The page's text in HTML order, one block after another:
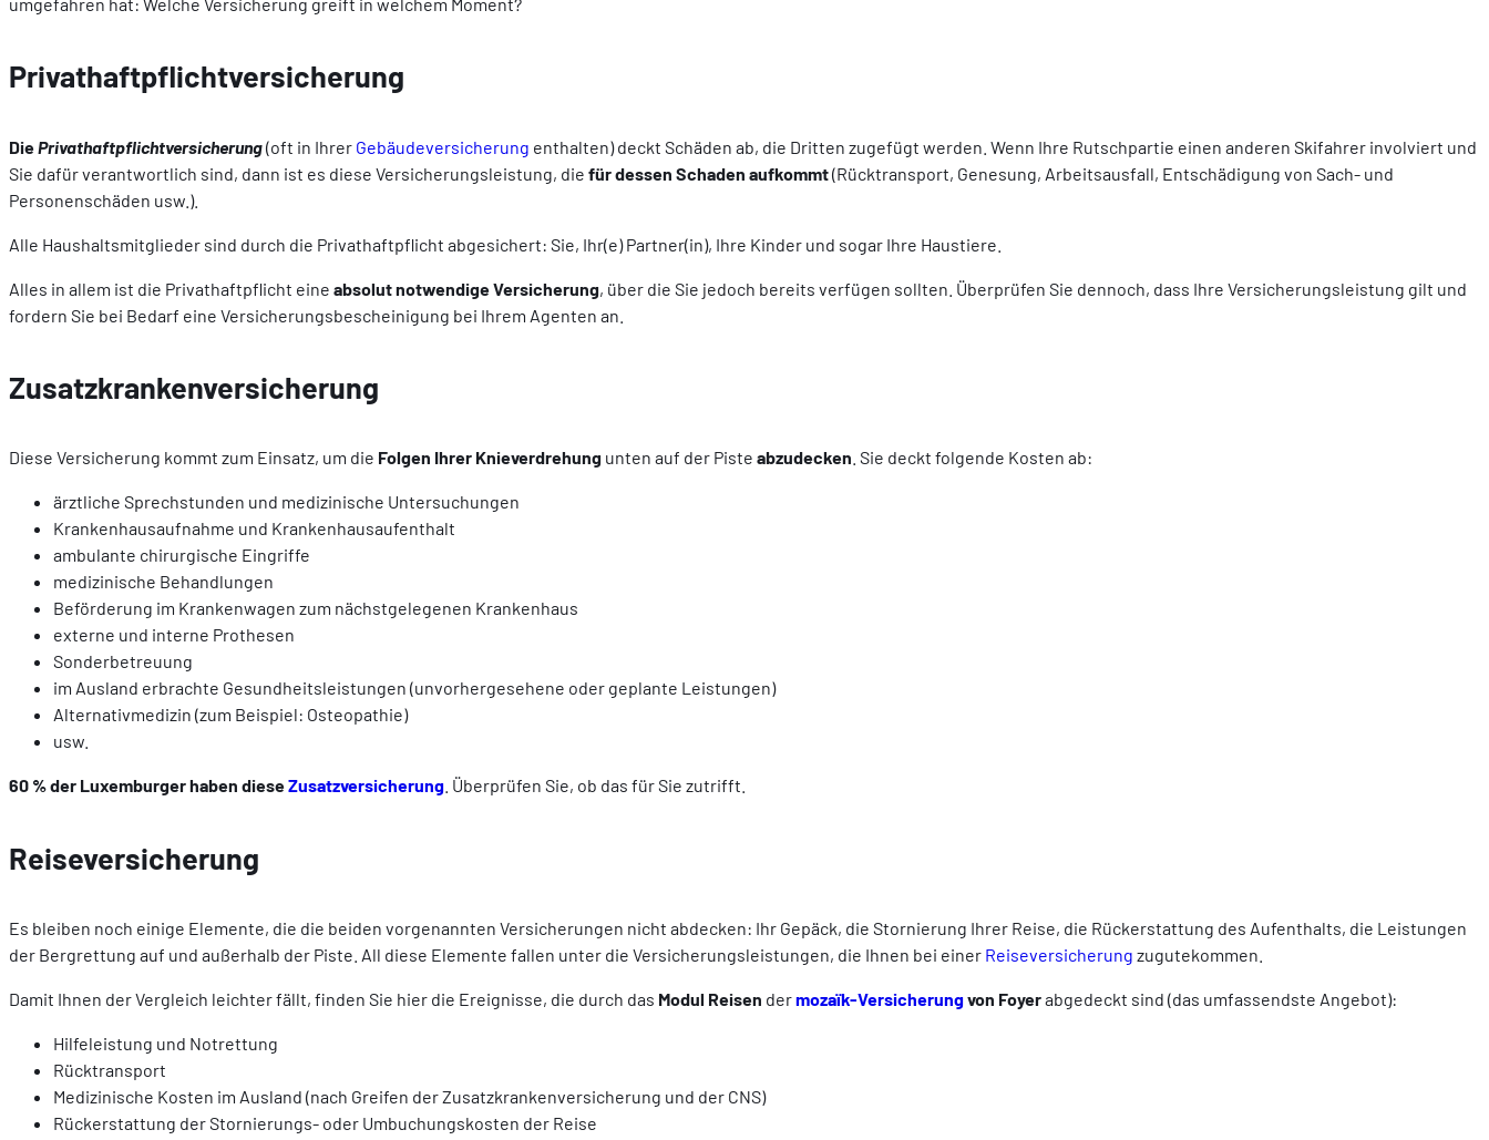
Privathaftpflichtversicherung
DiePrivathaftpflichtversicherung(oft in Ihrer Gebäudeversicherung enthalten) deckt Schäden ab, die Dritten zugefügt werden. Wenn Ihre Rutschpartie einen anderen Skifahrer involviert und
Sie dafür verantwortlich sind, dann ist es diese Versicherungsleistung, die für dessen Schaden aufkommt(Rücktransport, Genesung, Arbeitsausfall, Entschädigung von Sach- und
Personenschäden usw.).
Alle Haushaltsmitglieder sind durch die Privathaftpflicht abgesichert: Sie, Ihr(e) Partner(in), Ihre Kinder und sogar Ihre Haustiere.
Alles in allem ist die Privathaftpflicht eine absolut notwendige Versicherung, über die Sie jedoch bereits verfügen sollten. Überprüfen Sie dennoch, dass Ihre Versicherungsleistung gilt und
fordern Sie bei Bedarf eine Versicherungsbescheinigung bei Ihrem Agenten an.
Zusatzkrankenversicherung
Diese Versicherung kommt zum Einsatz, um die Folgen Ihrer Knieverdrehung unten auf der Piste abzudecken . Sie deckt folgende Kosten ab:
ärztliche Sprechstunden und medizinische Untersuchungen
Krankenhausaufnahme und Krankenhausaufenthalt
ambulante chirurgische Eingriffe
medizinische Behandlungen
Beförderung im Krankenwagen zum nächstgelegenen Krankenhaus
externe und interne Prothesen
Sonderbetreuung
im Ausland erbrachte Gesundheitsleistungen (unvorhergesehene oder geplante Leistungen)
Alternativmedizin (zum Beispiel: Osteopathie)
usw.
60 % der Luxemburger haben dieseZusatzversicherung . Überprüfen Sie, ob das für Sie zutrifft.
Reiseversicherung
Es bleiben noch einige Elemente, die die beiden vorgenannten Versicherungen nicht abdecken: Ihr Gepäck, die Stornierung Ihrer Reise, die Rückerstattung des Aufenthalts, die Leistungen
der Bergrettung auf und außerhalb der Piste. All diese Elemente fallen unter die Versicherungsleistungen, die Ihnen bei einer Reiseversicherung zugutekommen.
Damit Ihnen der Vergleich leichter fällt, finden Sie hier die Ereignisse, die durch das Modul Reisen dermozaïk-Versicherungvon Foyerabgedeckt sind (das umfassendste Angebot):
Hilfeleistung und Notrettung
Rücktransport
Medizinische Kosten im Ausland (nach Greifen der Zusatzkrankenversicherung und der CNS)
Rückerstattung der Stornierungs- oder Umbuchungskosten der Reise